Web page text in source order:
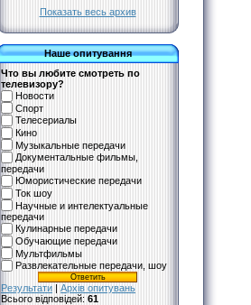
Показать весь архив
Наше опитування
Что вы любите смотреть по
телевизору?
Новости
Спорт
Телесериалы
Кино
Музыкальные передачи
Документальные фильмы,
передачи
Юмористические передачи
Ток шоу
Научные и интелектуальные
передачи
Кулинарные передачи
Обучающие передачи
Мультфильмы
Развлекательные передачи, шоу
Результати | Архів опитувань
Всього відповідей: 61